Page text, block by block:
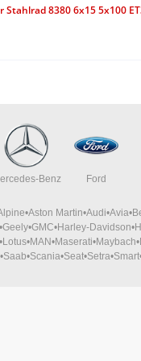
Stahlrad 8380 6x15 5x100
Benz Ford
Aston Martin Audi Avia
Geely GMC Harley-Davidson
Lotus MAN Maserati Maybach
Saab Scania Seat Setra Smart